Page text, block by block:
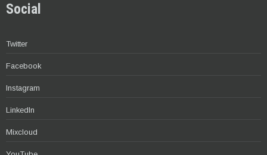
Social
Twitter
Facebook
Instagram
LinkedIn
Mixcloud